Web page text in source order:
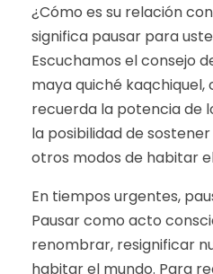
¿Cómo es su relación
significa pausar para
Escuchamos el consejo
maya quiché kaqchiquel,
recuerda la potencia de
la posibilidad de
otros modos de habitar
En tiempos urgentes,
Pausar como acto
renombrar, resignificar
habitar el mundo. Para